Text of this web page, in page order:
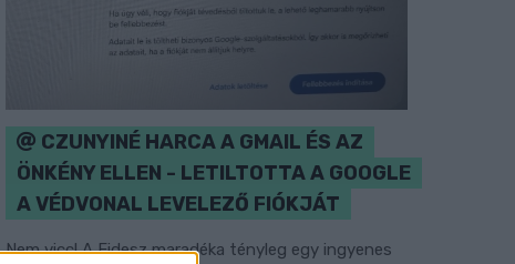
CZUNYINÉ HARCA A GMAIL ÉS AZ
ÖNKÉNY ELLEN - LETILTOTTA A GOOGLE
A VÉDVONAL LEVELEZŐ FIÓKJÁT
Nem vicc! A Fidesz maradéka tényleg egy ingyenes